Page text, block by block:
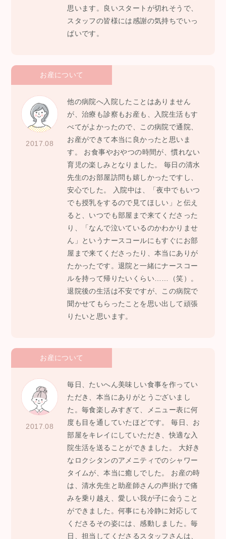
思います。良いスタートが切れそうで、
スタッフの皆様には感謝の気持ちでいっ
ぱいです。
お産について
2017.08
他の病院へ入院したことはありません
が、治療も診察もお産も、入院生活もす
べてがよかったので、この病院で通院、
お産ができて本当に良かったと思いま
す。 お食事やおやつの時間が、慣れない
育児の楽しみとなりました。 毎日の清水
先生のお部屋訪問も嬉しかったですし、
安心でした。 入院中は、「夜中でもいつ
でも授乳をするので見てほしい」と伝え
ると、いつでも部屋まで来てくださった
り、「なんで泣いているのかわかりませ
ん」というナースコールにもすぐにお部
屋まで来てくださったり、本当にありが
たかったです。退院と一緒にナースコー
ルを持って帰りたいくらい……（笑）。
退院後の生活は不安ですが、この病院で
聞かせてもらったことを思い出して頑張
りたいと思います。
お産について
2017.08
毎日、たいへん美味しい食事を作ってい
ただき、本当にありがとうございまし
た。毎食楽しみすぎて、メニュー表に何
度も目を通していたほどです。 毎日、お
部屋をキレイにしていただき、快適な入
院生活を送ることができました。 大好き
なロクシタンのアメニティでのシャワー
タイムが、本当に癒しでした。 お産の時
は、清水先生と助産師さんの声掛けで痛
みを乗り越え、愛しい我が子に会うこと
ができました。何事にも冷静に対応して
くださるその姿には、感動しました。毎
日、担当してくださるスタッフさんは、